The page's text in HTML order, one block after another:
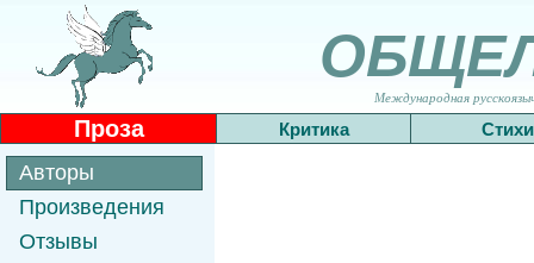
Международная
Проза Критика Стихи
Авторы
Произведения
Отзывы